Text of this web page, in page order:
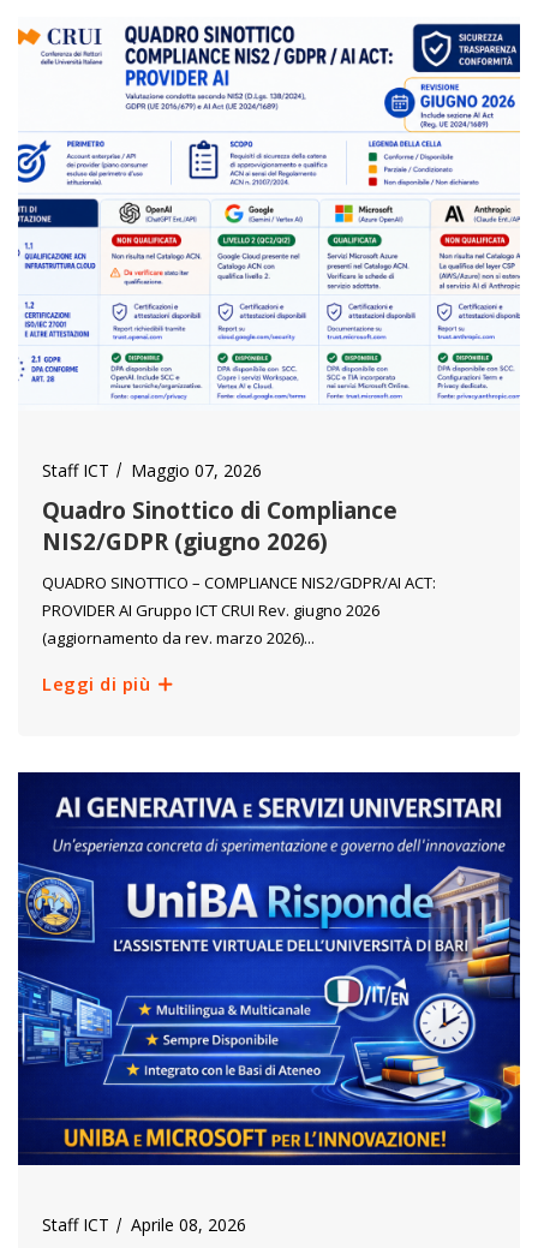
Staff ICT Maggio 07, 2026
Quadro Sinottico di Compliance
NIS2/GDPR (giugno 2026)
QUADRO SINOTTICO – COMPLIANCE NIS2/GDPR/AI ACT:
PROVIDER AI Gruppo ICT CRUI Rev. giugno 2026
(aggiornamento da rev. marzo 2026)...
Leggi di più
Staff ICT Aprile 08, 2026